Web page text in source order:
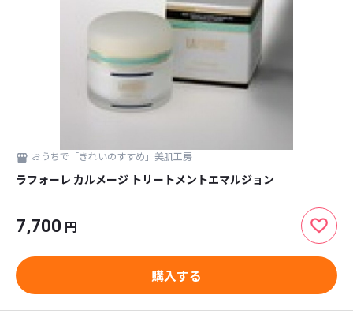
おうちで「きれいのすすめ」美肌工房
ラフォーレ カルメージ トリートメントエマルジョン
7,700 円
購入する